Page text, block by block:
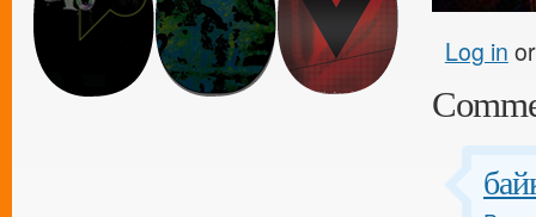
Log in